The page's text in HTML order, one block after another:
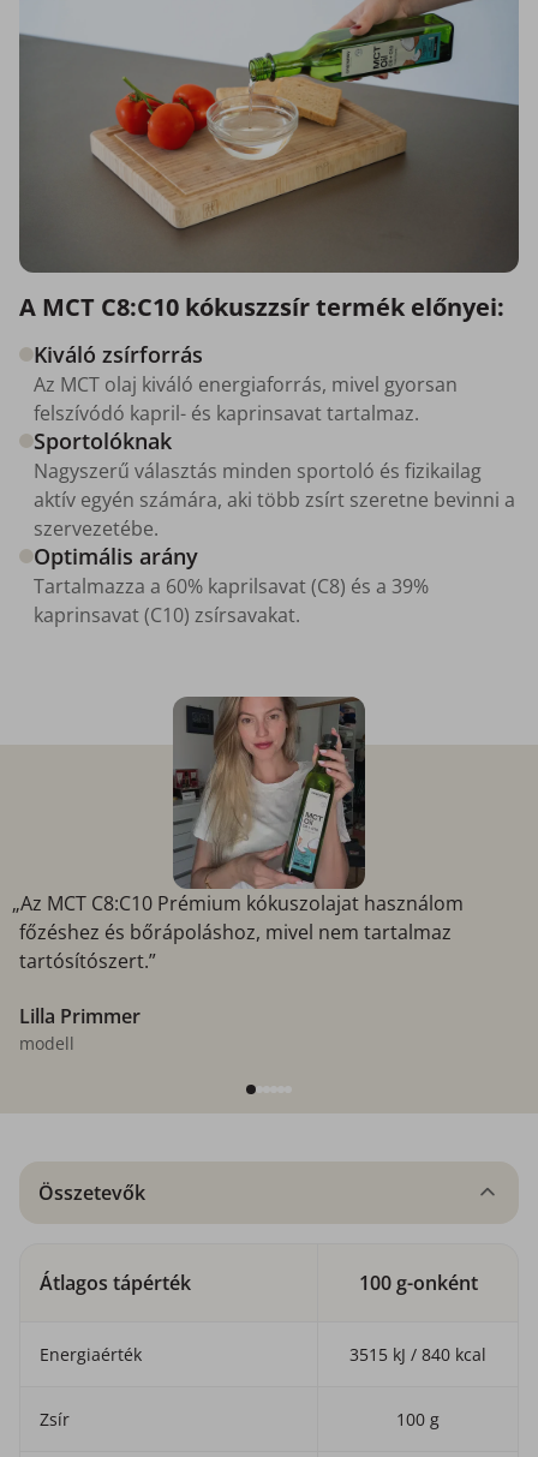
A MCT C8:C10 kókuszzsír termék előnyei:
Kiváló zsírforrás
Az MCT olaj kiváló energiaforrás, mivel gyorsan
felszívódó kapril- és kaprinsavat tartalmaz.
Sportolóknak
Nagyszerű választás minden sportoló és fizikailag
aktív egyén számára, aki több zsírt szeretne bevinni a
szervezetébe.
Optimális arány
Tartalmazza a 60% kaprilsavat (C8) és a 39%
kaprinsavat (C10) zsírsavakat.
„Az MCT C8:C10 Prémium kókuszolajat használom
főzéshez és bőrápoláshoz, mivel nem tartalmaz
tartósítószert.”
Lilla Primmer
modell
Összetevők
Átlagos tápérték 100 g-onként
Energiaérték 3515 kJ / 840 kcal
Zsír 100 g